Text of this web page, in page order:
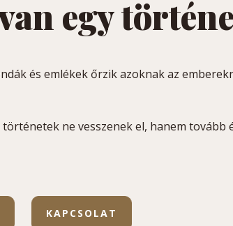
egy
és emlékek őrzik azoknak az
ne vesszenek el, hanem tovább
KAPCSOLAT